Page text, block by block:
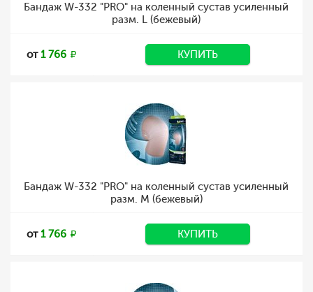
Бандаж W-332 "PRO" на коленный сустав усиленный
разм. L (бежевый)
от1 766 КУПИТЬ
Бандаж W-332 "PRO" на коленный сустав усиленный
разм. M (бежевый)
от1 766 КУПИТЬ